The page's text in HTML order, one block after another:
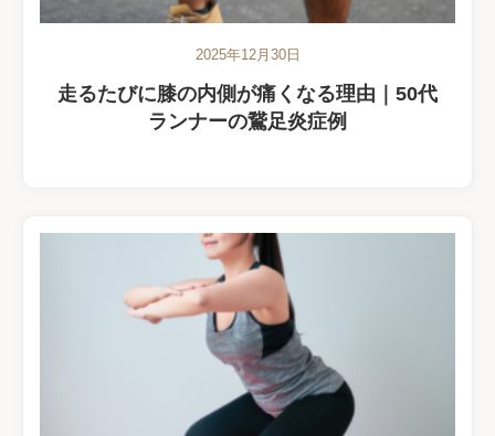
2025年12月30日
走るたびに膝の内側が痛くなる理由｜50代
ランナーの鵞足炎症例